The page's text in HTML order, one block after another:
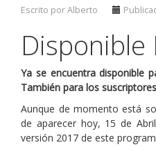
Escrito por Alberto
Disponible
Ya se encuentra disponible
También para los
Aunque de momento está
de aparecer hoy, 15 de
versión 2017 de este